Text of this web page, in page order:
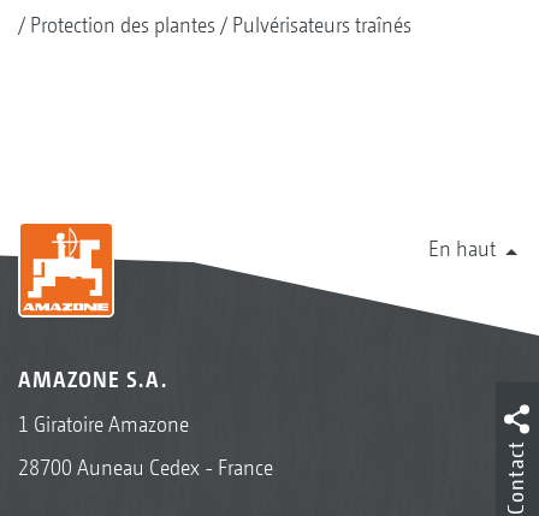
Protection des plantes
Pulvérisateurs traînés
En haut
AMAZONE S.A.
1 Giratoire Amazone
28700 Auneau Cedex - France
Contact